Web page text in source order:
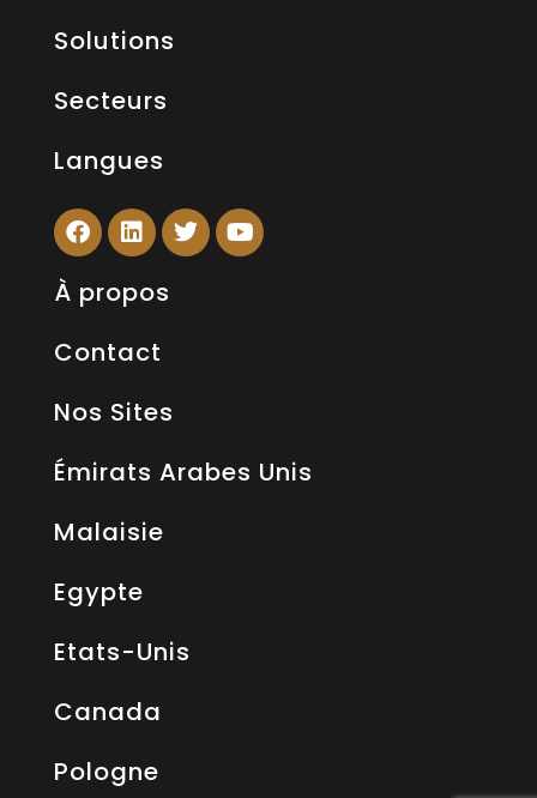
Solutions
Secteurs
Langues
À propos
Contact
Nos Sites
Émirats Arabes Unis
Malaisie
Egypte
Etats-Unis
Canada
Pologne